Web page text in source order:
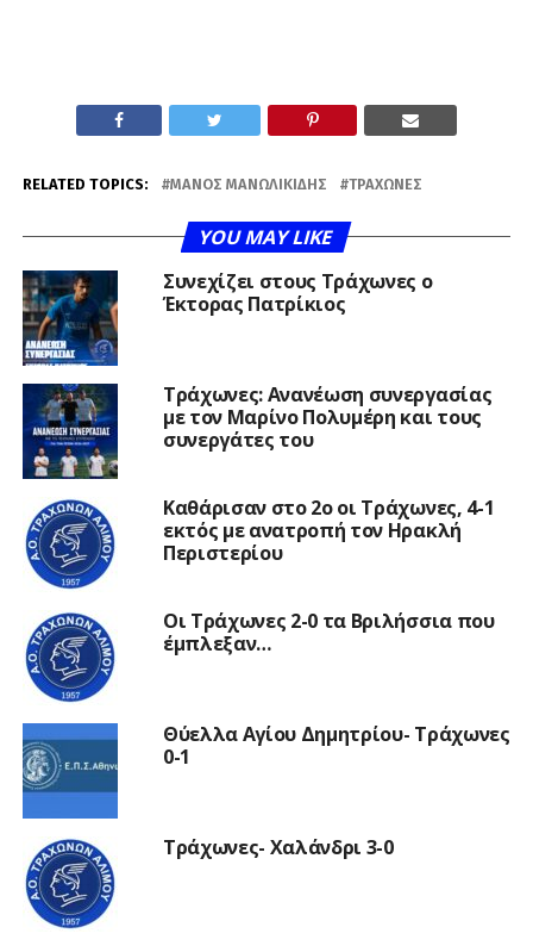
RELATED TOPICS: ΜΆΝΟΣ ΜΑΝΩΛΙΚΊΔΗΣ ΤΡΆΧΩΝΕΣ
YOU MAY LIKE
Συνεχίζει στους Τράχωνες ο
Έκτορας Πατρίκιος
Τράχωνες: Ανανέωση συνεργασίας
με τον Μαρίνο Πολυμέρη και τους
συνεργάτες του
Καθάρισαν στο 2ο οι Τράχωνες, 4-1
εκτός με ανατροπή τον Ηρακλή
Περιστερίου
Οι Τράχωνες 2-0 τα Βριλήσσια που
έμπλεξαν…
Θύελλα Αγίου Δημητρίου- Τράχωνες
0-1
Τράχωνες- Χαλάνδρι 3-0